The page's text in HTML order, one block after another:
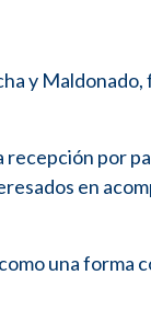
y
por
en
una forma